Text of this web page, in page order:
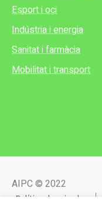
Esport i oci
Indústria i energia
Sanitat i farmàcia
Mobilitat i transport
AIPC © 2022
Política de privadesa